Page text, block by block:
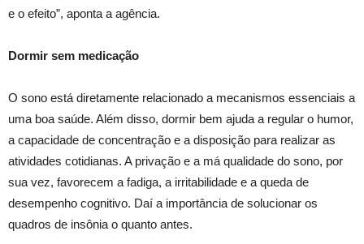
e o efeito”, aponta a agência.
Dormir sem medicação
O sono está diretamente relacionado a mecanismos essenciais a
uma boa saúde. Além disso, dormir bem ajuda a regular o humor,
a capacidade de concentração e a disposição para realizar as
atividades cotidianas. A privação e a má qualidade do sono, por
sua vez, favorecem a fadiga, a irritabilidade e a queda de
desempenho cognitivo. Daí a importância de solucionar os
quadros de insônia o quanto antes.